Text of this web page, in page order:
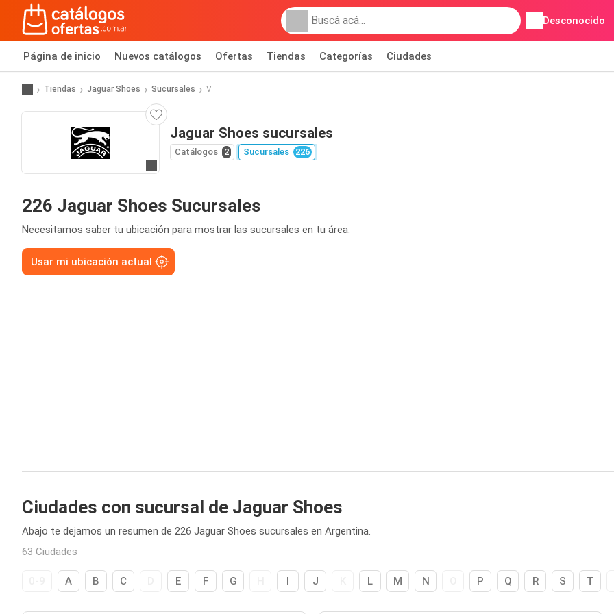
Desconocido
Página de inicio Nuevos catálogos Ofertas Tiendas Categorías Ciudades
Tiendas Jaguar Shoes Sucursales V
Jaguar Shoes sucursales
Catálogos 2 Sucursales 226
226 Jaguar Shoes Sucursales
Necesitamos saber tu ubicación para mostrar las sucursales en tu área.
Usar mi ubicación actual
Ciudades con sucursal de Jaguar Shoes
Abajo te dejamos un resumen de 226 Jaguar Shoes sucursales en Argentina.
63 Ciudades
A B C E F G I J L M N P Q R S T